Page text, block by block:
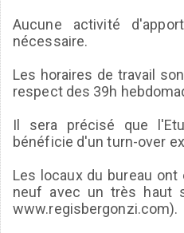
Aucune activité
nécessaire.
Les horaires de travail
respect des 39h
Il sera précisé que
bénéficie d'un turn-over
Les locaux du bureau
neuf avec un très haut
www.regisbergonzi.com).